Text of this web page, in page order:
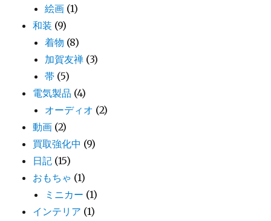
絵画 (1)
和装 (9)
着物 (8)
加賀友禅 (3)
帯 (5)
電気製品 (4)
オーディオ (2)
動画 (2)
買取強化中 (9)
日記 (15)
おもちゃ (1)
ミニカー (1)
インテリア (1)